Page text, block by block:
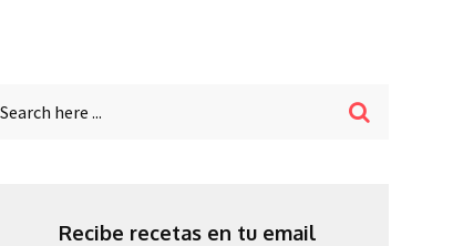
Recibe recetas en tu email